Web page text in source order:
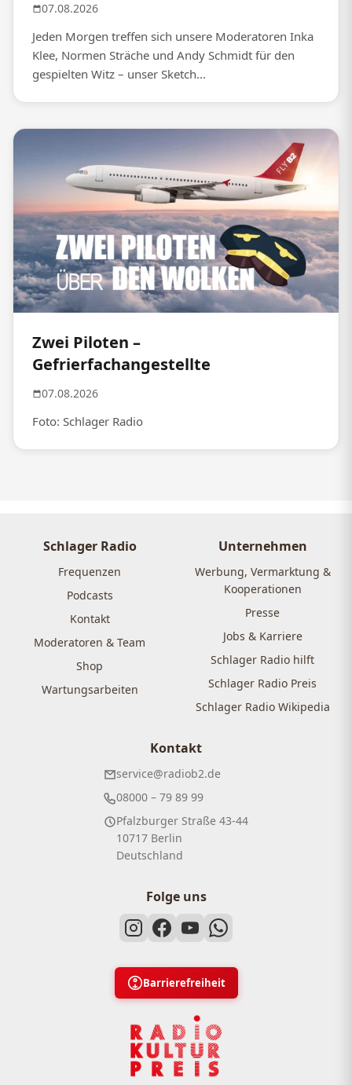
07.08.2026
Jeden Morgen treffen sich unsere Moderatoren Inka
Klee, Normen Sträche und Andy Schmidt für den
gespielten Witz – unser Sketch...
Zwei Piloten –
Gefrierfachangestellte
07.08.2026
Foto: Schlager Radio
Schlager Radio
Frequenzen
Podcasts
Kontakt
Moderatoren & Team
Shop
Wartungsarbeiten
Unternehmen
Werbung, Vermarktung &
Kooperationen
Presse
Jobs & Karriere
Schlager Radio hilft
Schlager Radio Preis
Schlager Radio Wikipedia
Kontakt
service@radiob2.de
08000 – 79 89 99
Pfalzburger Straße 43-44
10717 Berlin
Deutschland
Folge uns
Barrierefreiheit